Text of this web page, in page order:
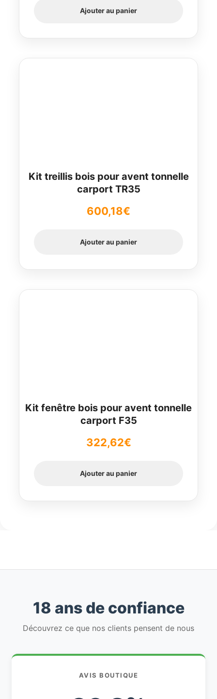
Ajouter au panier
Kit treillis bois pour avent tonnelle
carport TR35
600,18€
Ajouter au panier
Kit fenêtre bois pour avent tonnelle
carport F35
322,62€
Ajouter au panier
18 ans de confiance
Découvrez ce que nos clients pensent de nous
AVIS BOUTIQUE